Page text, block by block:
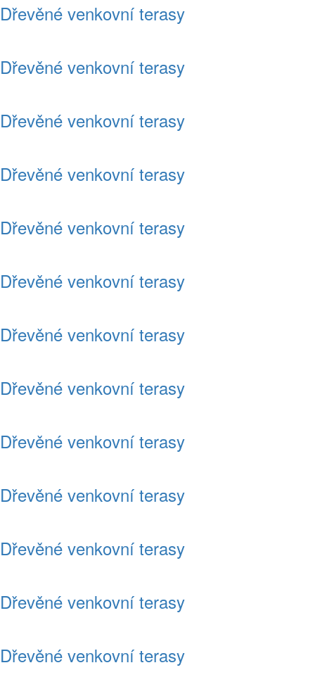
Dřevěné venkovní terasy
Dřevěné venkovní terasy
Dřevěné venkovní terasy
Dřevěné venkovní terasy
Dřevěné venkovní terasy
Dřevěné venkovní terasy
Dřevěné venkovní terasy
Dřevěné venkovní terasy
Dřevěné venkovní terasy
Dřevěné venkovní terasy
Dřevěné venkovní terasy
Dřevěné venkovní terasy
Dřevěné venkovní terasy